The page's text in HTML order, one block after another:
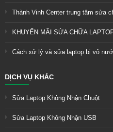
Thành Vinh Center trung tâm sửa
KHUYẾN MÃI SỬA CHỮA
Cách xử lý và sửa laptop bị vô
DỊCH VỤ KHÁC
Sửa Laptop Không Nhận Chuột
Sửa Laptop Không Nhận USB